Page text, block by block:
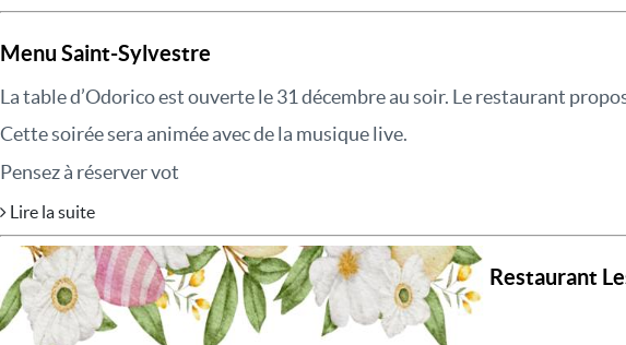
Menu Saint-Sylvestre
La table d’Odorico est ouverte le 31 décembre au soir. Le restaurant
Cette soirée sera animée avec de la musique live.
Pensez à réserver vot
Lire la suite
Restaurant